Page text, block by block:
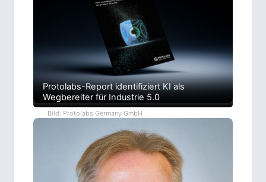
Protolabs-Report identifiziert KI als
Wegbereiter für Industrie 5.0
Bild: Protolabs Germany GmbH